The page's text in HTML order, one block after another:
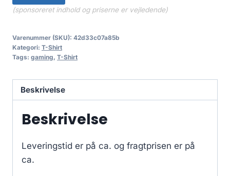
(sponsoreret indhold og priserne er vejledende)
Varenummer (SKU): 42d33c07a85b
Kategori: T-Shirt
Tags: gaming, T-Shirt
Beskrivelse
Beskrivelse
Leveringstid er på ca. og fragtprisen er på
ca.